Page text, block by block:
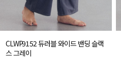
CLWP9152 듀러블 와이드 밴딩 슬랙
스 그레이